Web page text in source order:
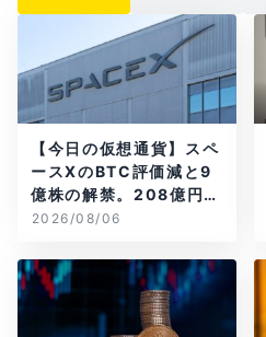
【今日の仮想通貨】スペ
ースXのBTC評価減と9
億株の解禁。208億円相
当のBTCが盗難
2026/08/06